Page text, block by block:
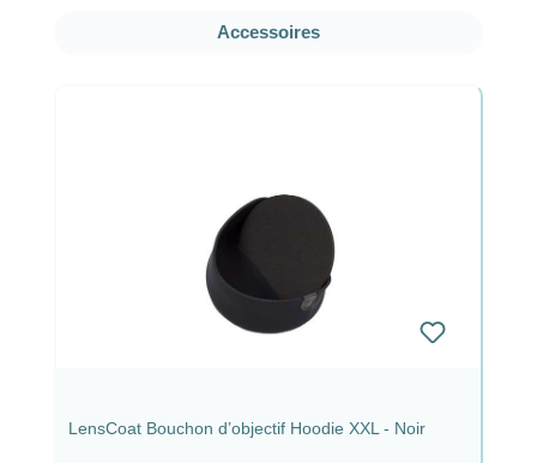
Ignorer la galerie de produits
Accessoires
LensCoat Bouchon d’objectif Hoodie XXL - Noir